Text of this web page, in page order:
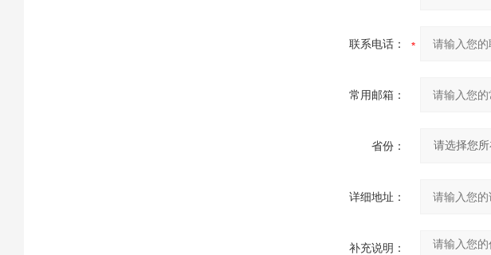
联系电话：
常用邮箱：
省份：
详细地址：
补充说明：